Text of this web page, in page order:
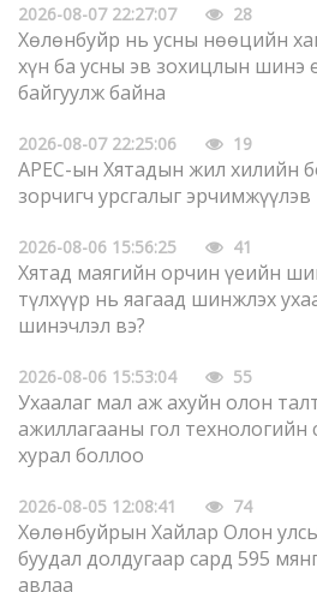
2026-08-07 22:27:07 28
Хөлөнбуйр нь усны нөөцийн
хүн ба усны эв зохицлын шинэ
байгуулж байна
2026-08-07 22:25:06 19
APEC-ын Хятадын жил хилийн
зорчигч урсгалыг эрчимжүүлэв
2026-08-06 15:56:25 41
Хятад маягийн орчин үеийн
түлхүүр нь яагаад шинжлэх
шинэчлэл вэ?
2026-08-06 15:53:04 55
Ухаалаг мал аж ахуйн олон
ажиллагааны гол технологийн
хурал боллоо
2026-08-05 12:08:41 74
Хөлөнбуйрын Хайлар Олон
буудал долдугаар сард 595
авлаа